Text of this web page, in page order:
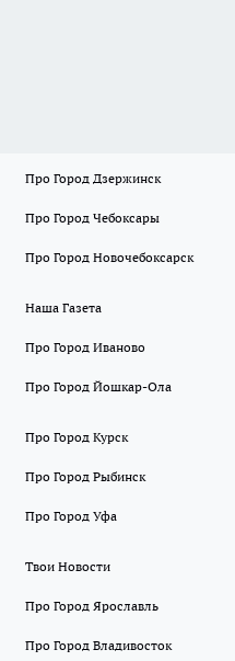
Про Город Дзержинск
Про Город Чебоксары
Про Город Новочебоксарск
Наша Газета
Про Город Иваново
Про Город Йошкар-Ола
Про Город Курск
Про Город Рыбинск
Про Город Уфа
Твои Новости
Про Город Ярославль
Про Город Владивосток